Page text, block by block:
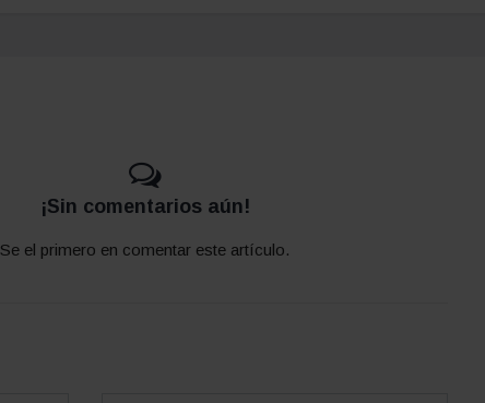
¡Sin comentarios aún!
Se el primero en comentar este artículo.